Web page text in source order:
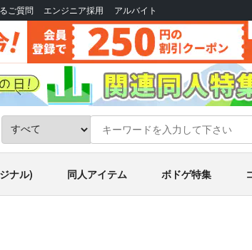
ご質問 エンジニア採用 アルバイト
ナル) 同人アイテム ボドゲ特集